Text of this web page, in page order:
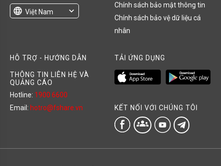
language Việt Nam
expand_more
Chính sách bảo mật thông tin
Chính sách bảo vệ dữ liệu cá
nhân
HỖ TRỢ - HƯỚNG DẪN
THÔNG TIN LIÊN HỆ VÀ
QUẢNG CÁO
Hotline: 1900 6600
Email: hotro@fshare.vn
TẢI ỨNG DỤNG
KẾT NỐI VỚI CHÚNG TÔI
groups